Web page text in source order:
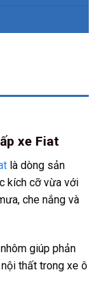
xe Fiat
là dòng sản
kích cỡ vừa với
che nắng và
giúp phản
thất trong xe ô